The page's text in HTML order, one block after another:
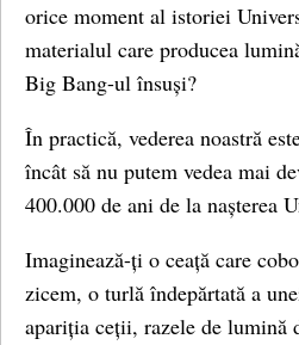
orice moment al istoriei
materialul care producea
Big Bang-ul însuși?
În practică, vederea noastră
încât să nu putem vedea mai
400.000 de ani de la nașterea
Imaginează-ți o ceață care
zicem, o turlă îndepărtată a
apariția ceții, razele de lumină